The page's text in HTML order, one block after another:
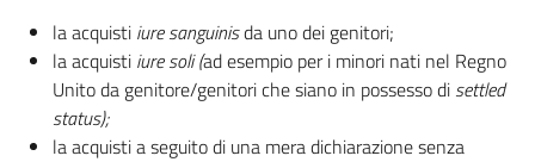
la acquisti iure sanguinisda uno dei genitori;
la acquisti iure soli (ad esempio per i minori nati nel Regno
Unito da genitore/genitori che siano in possesso di settled
status);
la acquisti a seguito di una mera dichiarazione senza